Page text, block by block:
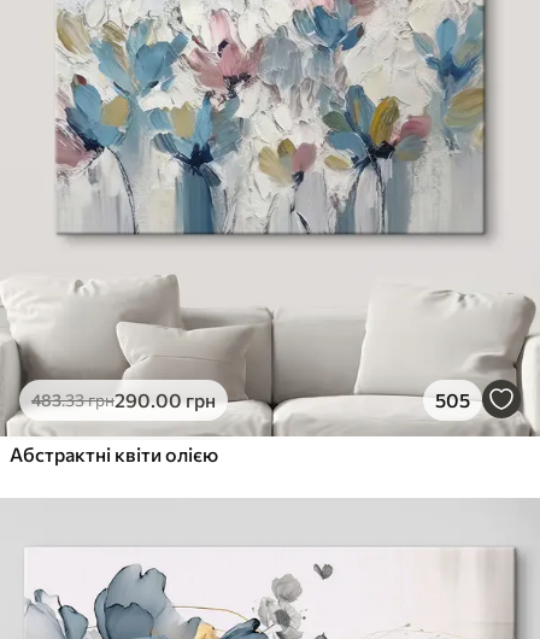
483.33грн290.00грн 505
Абстрактні квіти олією